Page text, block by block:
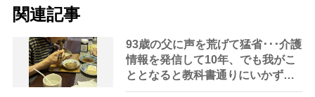
関連記事
93歳の父に声を荒げて猛省･･･介護
情報を発信して10年、でも我がこ
ととなると教科書通りにいかずに
ため息「感情と理性の狭間で右往